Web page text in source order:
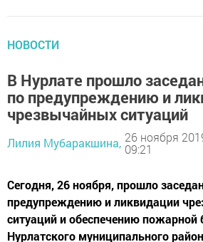
НОВОСТИ
В Нурлате прошло
по предупреждению и
чрезвычайных ситуаций
Лилия Мубаракшина, 26 ноября
09:21
Сегодня, 26 ноября, прошло
предупреждению и ликвидации
ситуаций и обеспечению пожарной
Нурлатского муниципального